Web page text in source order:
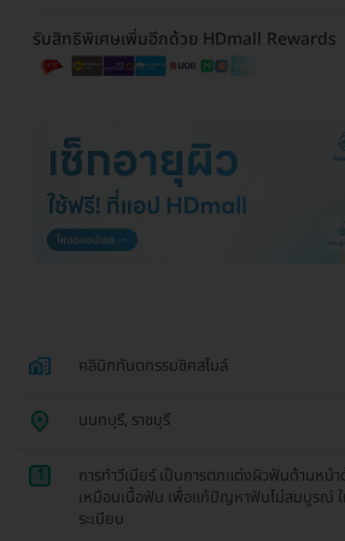
รับสิทธิพิเศษเพิ่มอีกด้วย HDmall Rewards
คลินิกทันตกรรมชิคสไมล์
นนทบุรี, ราชบุรี
1
การทำวีเนียร์ เป็นการตกแต่งผิวฟันด้านหน้
เหมือนเนื้อฟัน เพื่อแก้ปัญหาฟันไม่สมบูรณ์
ระเบียบ